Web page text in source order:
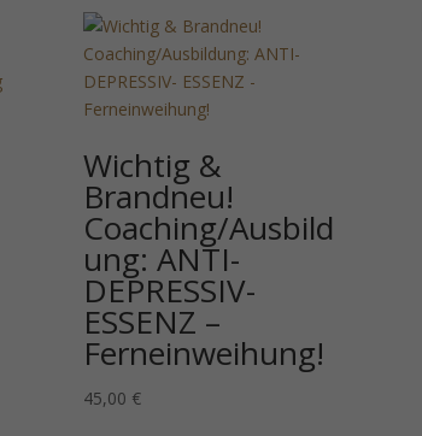
Wichtig &
Brandneu!
Coaching/Ausbild
ung: ANTI-
DEPRESSIV-
ESSENZ –
Ferneinweihung!
45,00 €